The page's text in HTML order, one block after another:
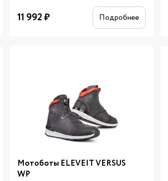
11 992₽ Подробнее
Мотоботы ELEVEIT VERSUS
WP